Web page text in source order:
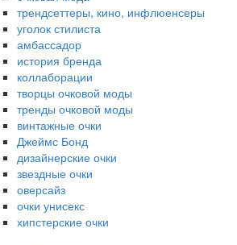
трендсеттеры, кино, инфлюенсеры
уголок стилиста
амбассадор
история бренда
коллаборации
творцы очковой моды
тренды очковой моды
винтажные очки
Джеймс Бонд
дизайнерские очки
звездные очки
оверсайз
очки унисекс
хипстерские очки